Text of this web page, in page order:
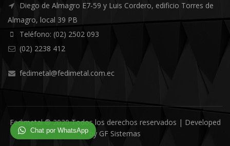
Diego de Almagro E7-59 y Luis Cordero, edificio Torres de
Almagro, local 39 PB
Teléfono: (02) 2502 093
(02) 2238 412
fedimetal@fedimetal.com.ec
Fedimetal ® 2020 Todos los derechos reservados | Developed
by GF Sistemas
Chat por WhatsApp